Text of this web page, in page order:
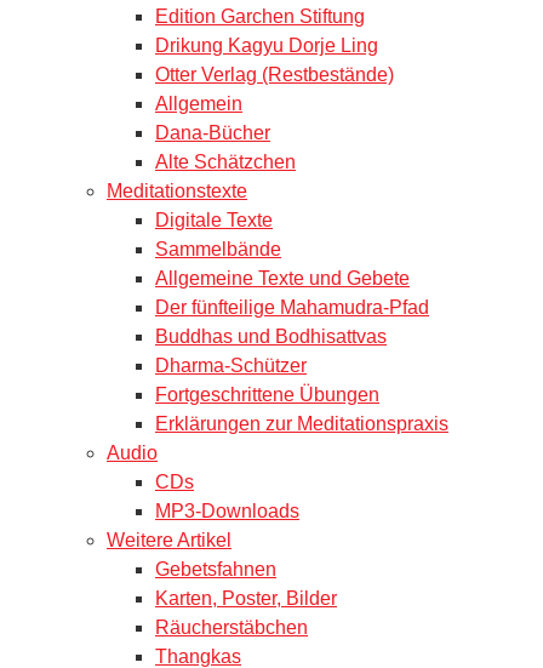
Edition Garchen Stiftung
Drikung Kagyu Dorje Ling
Otter Verlag (Restbestände)
Allgemein
Dana-Bücher
Alte Schätzchen
Meditationstexte
Digitale Texte
Sammelbände
Allgemeine Texte und Gebete
Der fünfteilige Mahamudra-Pfad
Buddhas und Bodhisattvas
Dharma-Schützer
Fortgeschrittene Übungen
Erklärungen zur Meditationspraxis
Audio
CDs
MP3-Downloads
Weitere Artikel
Gebetsfahnen
Karten, Poster, Bilder
Räucherstäbchen
Thangkas